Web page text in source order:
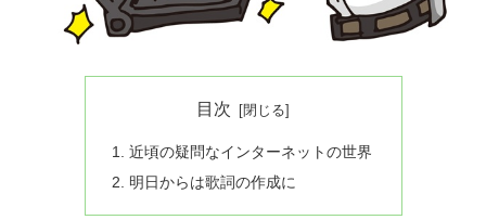
目次
近頃の疑問なインターネットの世界
明日からは歌詞の作成に